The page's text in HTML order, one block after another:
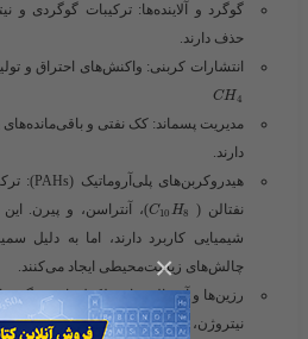
×
گوگرد و آلاینده‌ها: ترکیبات گوگردی و
حذف دارند.
انتشارات کربنی: واکنش‌های احتراق و
CH4
مدیریت پسماند: کک نفتی و باقی‌مانده‌های
دارند.
هیدروکربن‌های پلی‌آروماتیک (PAHs)
:
نفتالن (​
C10 H8
)، آنتراسن، و پیرن.
شیمیایی کاربرد دارند، اما به دلیل
چالش‌های زیست‌محیطی ایجاد می‌کنند.
رزین‌ها و آسفالتن‌ها: مولکول‌های سنگین
نیتروژن، گوگرد و اکسیژن. آسفالتن‌ها